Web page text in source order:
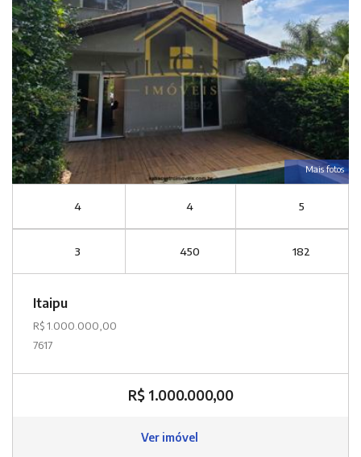
Mais fotos
4 4 5
3 450 182
Itaipu
R$ 1.000.000,00
7617
R$ 1.000.000,00
Ver imóvel